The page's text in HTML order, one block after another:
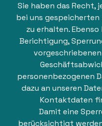
Sie haben das Recht,
bei uns
zu erhalten.
Berichtigung,
personenbezogenen
dazu an unseren
Kontaktdaten
Damit eine
berücksichtigt